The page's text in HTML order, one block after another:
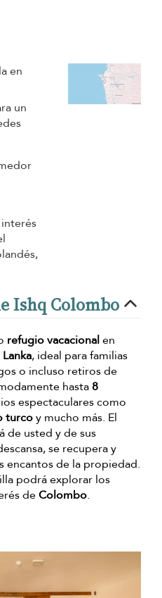
en
un
Ishq Colombo
refugio vacacionalen
, ideal para familias
o incluso retiros de
hasta8
espectaculares como
turcoy mucho más. El
de usted y de sus
se recupera y
encantos de la propiedad.
podrá explorar los
deColombo.